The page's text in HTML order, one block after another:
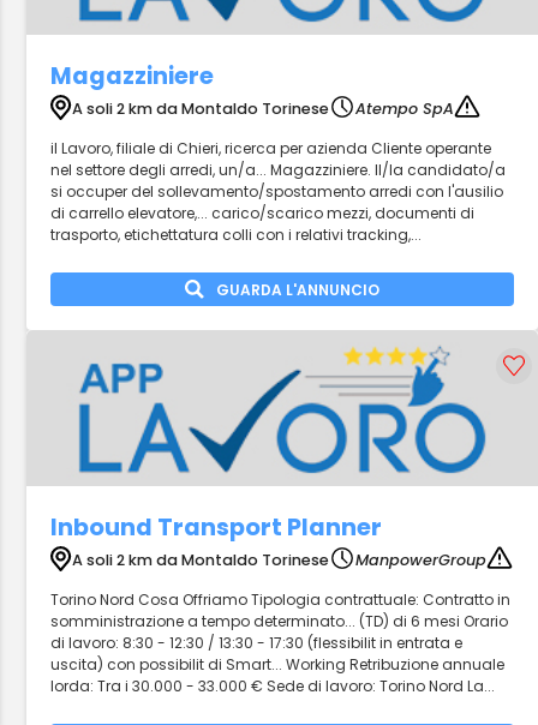
Magazziniere
A soli 2 km da Montaldo Torinese
Atempo SpA
il Lavoro, filiale di Chieri, ricerca per azienda Cliente operante
nel settore degli arredi, un/a... Magazziniere. Il/la candidato/a
si occuper del sollevamento/spostamento arredi con l'ausilio
di carrello elevatore,... carico/scarico mezzi, documenti di
trasporto, etichettatura colli con i relativi tracking,...
GUARDA L'ANNUNCIO
Inbound Transport Planner
A soli 2 km da Montaldo Torinese
ManpowerGroup
Torino Nord Cosa Offriamo Tipologia contrattuale: Contratto in
somministrazione a tempo determinato... (TD) di 6 mesi Orario
di lavoro: 8:30 - 12:30 / 13:30 - 17:30 (flessibilit in entrata e
uscita) con possibilit di Smart... Working Retribuzione annuale
lorda: Tra i 30.000 - 33.000 € Sede di lavoro: Torino Nord La...